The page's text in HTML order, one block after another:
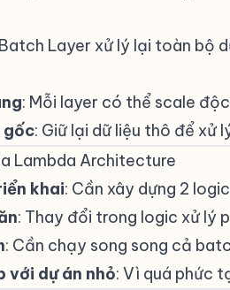
Layer xử lý lại toàn bộ
: Mỗi layer có thể scale
gốc: Giữ lại dữ liệu thô để xử
Lambda Architecture
khai: Cần xây dựng 2
: Thay đổi trong logic xử lý
: Cần chạy song song cả
với dự án nhỏ: Vì quá phức